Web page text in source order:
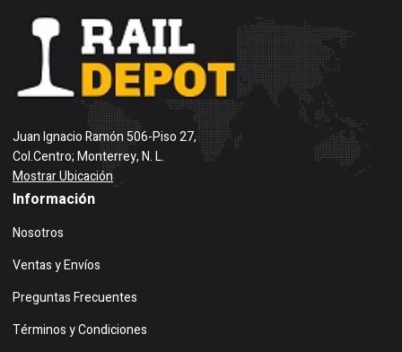
Juan Ignacio Ramón 506-Piso 27,
Col.Centro; Monterrey, N. L.
Mostrar Ubicación
Información
Nosotros
Ventas y Envíos
Preguntas Frecuentes
Términos y Condiciones